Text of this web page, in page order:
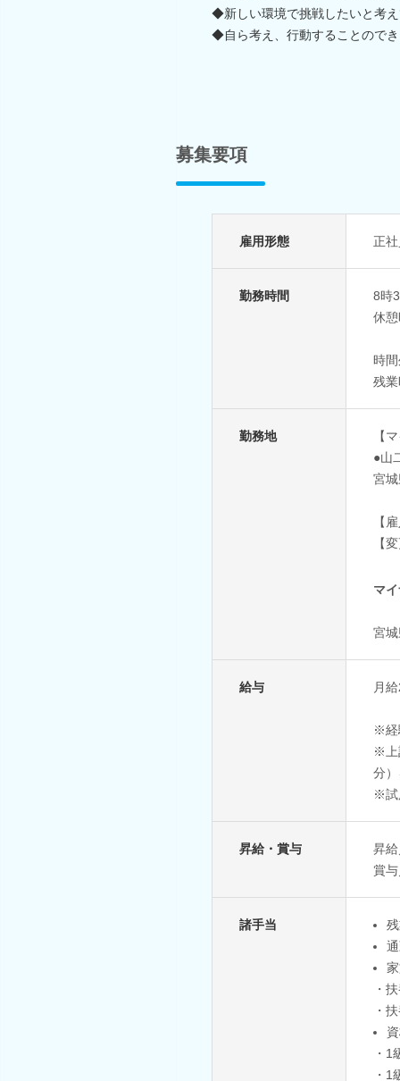
◆新しい環境で挑戦したいと考
◆自ら考え、行動することので
募集要項
雇用形態 正
勤務時間
8時
休
時
残
勤務地
【
●山
宮
【
【
マ
宮
給与 月
※経
※上
分
※試
昇給・賞与
昇
賞
諸手当
・
・
・1
・